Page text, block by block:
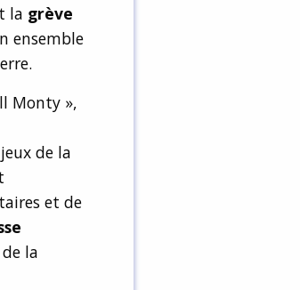
la grève
ensemble
Monty »,
de la
et de
la